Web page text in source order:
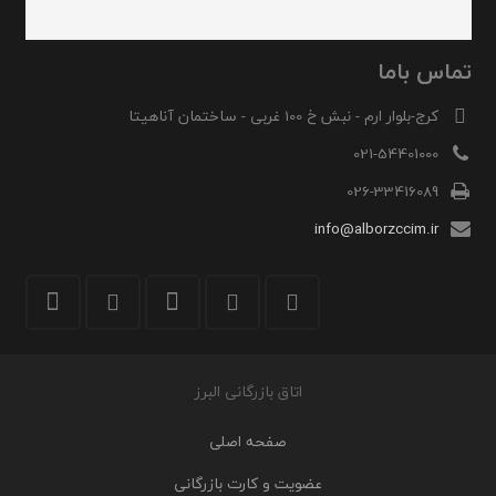
تماس باما
کرج-بلوار ارم - نبش خ 100 غربی - ساختمان آناهیتا
021-54401000
026-33416089
info@alborzccim.ir
اتاق بازرگانی البرز
صفحه اصلی
عضویت و کارت بازرگانی